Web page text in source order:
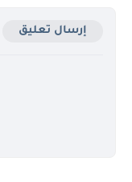
إرسال تعليق